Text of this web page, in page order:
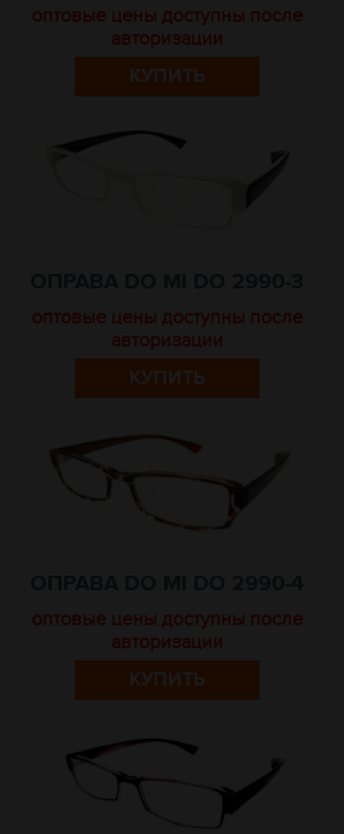
оптовые цены доступны после
авторизации
КУПИТЬ
оптовые цены доступны после
авторизации
КУПИТЬ
оптовые цены доступны после
авторизации
КУПИТЬ